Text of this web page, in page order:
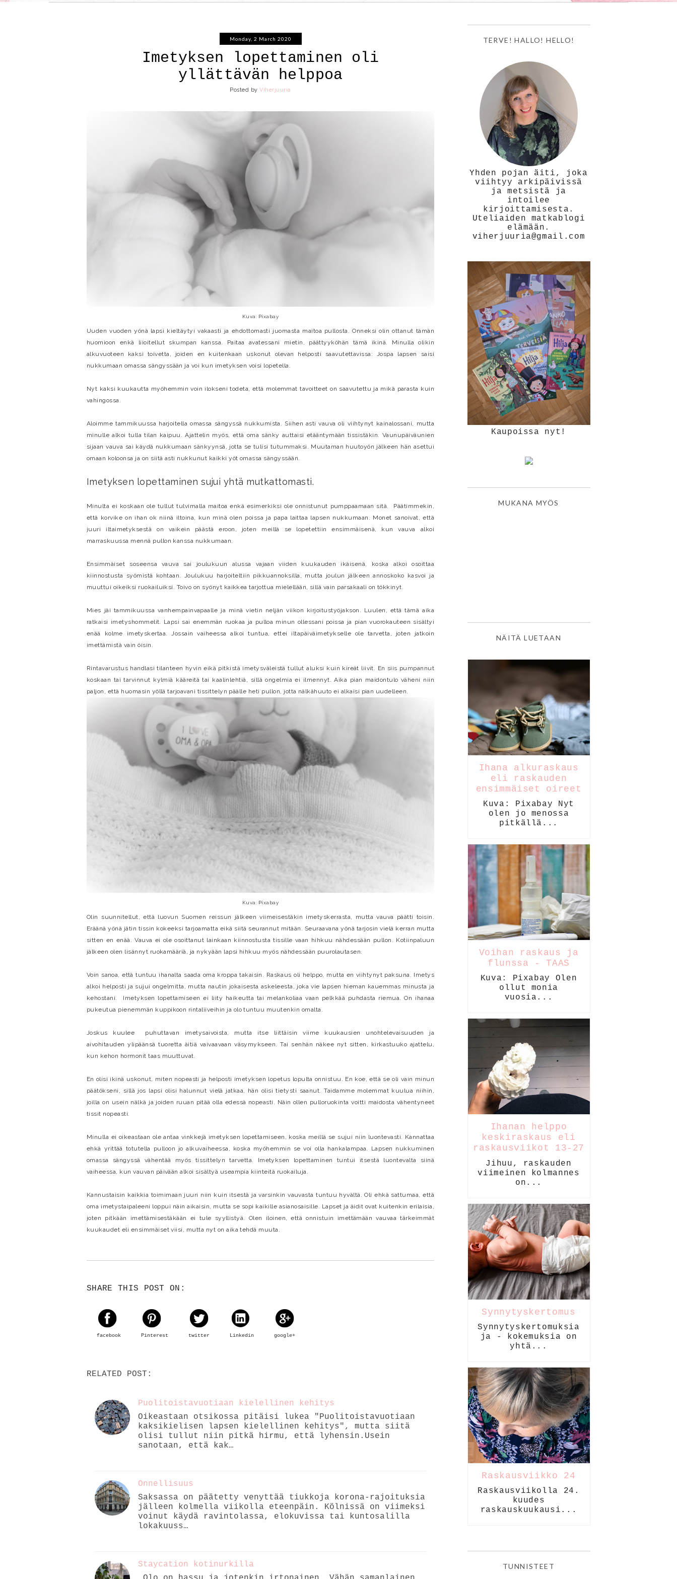
Monday, 2 March 2020
Imetyksen lopettaminen oli
yllättävän helppoa
Posted byViherjuuria
Kuva: Pixabay
Uuden vuoden yönä lapsi kieltäytyi vakaasti ja ehdottomasti juomasta maitoa pullosta. Onneksi olin ottanut tämän
huomioon enkä liioitellut skumpan kanssa. Paitaa avatessani mietin, päättyyköhän tämä ikinä. Minulla olikin
alkuvuoteen kaksi toivetta, joiden en kuitenkaan uskonut olevan helposti saavutettavissa: Jospa lapsen saisi
nukkumaan omassa sängyssään ja voi kun imetyksen voisi lopetella.
Nyt kaksi kuukautta myöhemmin voin ilokseni todeta, että molemmat tavoitteet on saavutettu ja mikä parasta kuin
vahingossa.
Aloimme tammikuussa harjoitella omassa sängyssä nukkumista. Siihen asti vauva oli viihtynyt kainalossani, mutta
minulle alkoi tulla tilan kaipuu. Ajattelin myös, että oma sänky auttaisi etääntymään tissistäkin. Vaunupäiväunien
sijaan vauva sai käydä nukkumaan sänkyynsä, jotta se tulisi tutummaksi. Muutaman huutoyön jälkeen hän asettui
omaan koloonsa ja on siitä asti nukkunut kaikki yöt omassa sängyssään.
Imetyksen lopettaminen sujui yhtä mutkattomasti.
Minulta ei koskaan ole tullut tulvimalla maitoa enkä esimerkiksi ole onnistunut pumppaamaan sitä. Päätimmekin,
että korvike on ihan ok niinä iltoina, kun minä olen poissa ja papa laittaa lapsen nukkumaan. Monet sanoivat, että
juuri iltaimetyksestä on vaikein päästä eroon, joten meillä se lopetettiin ensimmäisenä, kun vauva alkoi
marraskuussa mennä pullon kanssa nukkumaan.
Ensimmäiset soseensa vauva sai joulukuun alussa vajaan viiden kuukauden ikäisenä, koska alkoi osoittaa
kiinnostusta syömistä kohtaan. Joulukuu harjoiteltiin pikkuannoksilla, mutta joulun jälkeen annoskoko kasvoi ja
muuttui oikeiksi ruokailuiksi. Toivo on syönyt kaikkea tarjottua mielellään, sillä vain parsakaali on tökkinyt.
Mies jäi tammikuussa vanhempainvapaalle ja minä vietin neljän viikon kirjoitustyöjakson. Luulen, että tämä aika
ratkaisi imetyshommelit. Lapsi sai enemmän ruokaa ja pulloa minun ollessani poissa ja pian vuorokauteen sisältyi
enää kolme imetyskertaa. Jossain vaiheessa alkoi tuntua, ettei iltapäiväimetykselle ole tarvetta, joten jatkoin
imettämistä vain öisin.
Rintavarustus handlasi tilanteen hyvin eikä pitkistä imetysväleistä tullut aluksi kuin kireät liivit. En siis pumpannut
koskaan tai tarvinnut kylmiä kääreitä tai kaalinlehtiä, sillä ongelmia ei ilmennyt. Aika pian maidontulo väheni niin
paljon, että huomasin yöllä tarjoavani tissittelyn päälle heti pullon, jotta nälkähuuto ei alkaisi pian uudelleen.
Kuva: Pixabay
Olin suunnitellut, että luovun Suomen reissun jälkeen viimeisestäkin imetyskerrasta, mutta vauva päätti toisin.
Eräänä yönä jätin tissin kokeeksi tarjoamatta eikä siitä seurannut mitään. Seuraavana yönä tarjosin vielä kerran mutta
sitten en enää. Vauva ei ole osoittanut lainkaan kiinnostusta tissille vaan hihkuu nähdessään pullon. Kotiinpaluun
jälkeen olen lisännyt ruokamääriä, ja nykyään lapsi hihkuu myös nähdessään puurolautasen.
Voin sanoa, että tuntuu ihanalta saada oma kroppa takaisin. Raskaus oli helppo, mutta en viihtynyt paksuna. Imetys
alkoi helposti ja sujui ongelmitta, mutta nautin jokaisesta askeleesta, joka vie lapsen hieman kauemmas minusta ja
kehostani. Imetyksen lopettamiseen ei liity haikeutta tai melankoliaa vaan pelkkää puhdasta riemua. On ihanaa
pukeutua pienemmän kuppikoon rintaliiveihin ja olo tuntuu muutenkin omalta.
Joskus kuulee puhuttavan imetysaivoista, mutta itse liittäisin viime kuukausien unohtelevaisuuden ja
aivohitauden ylipäänsä tuoretta äitiä vaivaavaan väsymykseen. Tai senhän näkee nyt sitten, kirkastuuko ajattelu,
kun kehon hormonit taas muuttuvat.
En olisi ikinä uskonut, miten nopeasti ja helposti imetyksen lopetus lopulta onnistuu. En koe, että se oli vain minun
päätökseni, sillä jos lapsi olisi halunnut vielä jatkaa, hän olisi tietysti saanut. Taidamme molemmat kuulua niihin,
joilla on usein nälkä ja joiden ruuan pitää olla edessä nopeasti. Näin ollen pulloruokinta voitti maidosta vähentyneet
tissit nopeasti.
Minulla ei oikeastaan ole antaa vinkkejä imetyksen lopettamiseen, koska meillä se sujui niin luontevasti. Kannattaa
ehkä yrittää totutella pulloon jo alkuvaiheessa, koska myöhemmin se voi olla hankalampaa. Lapsen nukkuminen
omassa sängyssä vähentää myös tissittelyn tarvetta. Imetyksen lopettaminen tuntui itsestä luontevalta siinä
vaiheessa, kun vauvan päivään alkoi sisältyä useampia kiinteitä ruokailuja.
Kannustaisin kaikkia toimimaan juuri niin kuin itsestä ja varsinkin vauvasta tuntuu hyvältä. Oli ehkä sattumaa, että
oma imetystaipaleeni loppui näin aikaisin, mutta se sopi kaikille asianosaisille. Lapset ja äidit ovat kuitenkin erilaisia,
joten pitkään imettämisestäkään ei tule syyllistyä. Olen iloinen, että onnistuin imettämään vauvaa tärkeimmät
kuukaudet eli ensimmäiset viisi, mutta nyt on aika tehdä muuta.
SHARE THIS POST ON:
facebook Pinterest twitter Linkedin google+
RELATED POST:
Puolitoistavuotiaan kielellinen kehitys
Oikeastaan otsikossa pitäisi lukea "Puolitoistavuotiaan
kaksikielisen lapsen kielellinen kehitys", mutta siitä
olisi tullut niin pitkä hirmu, että lyhensin.Usein
sanotaan, että kak…
Onnellisuus
Saksassa on päätetty venyttää tiukkoja korona-rajoituksia
jälleen kolmella viikolla eteenpäin. Kölnissä on viimeksi
voinut käydä ravintolassa, elokuvissa tai kuntosalilla
lokakuuss…
Staycation kotinurkilla
TERVE! HALLO! HELLO!
Yhden pojan äiti, joka
viihtyy arkipäivissä
ja metsistä ja
intoilee
kirjoittamisesta.
Uteliaiden matkablogi
elämään.
viherjuuria@gmail.com
Kaupoissa nyt!
MUKANA MYÖS
NÄITÄ LUETAAN
Ihana alkuraskaus
eli raskauden
ensimmäiset oireet
Kuva: Pixabay Nyt
olen jo menossa
pitkällä...
Voihan raskaus ja
flunssa - TAAS
Kuva: Pixabay Olen
ollut monia
vuosia...
Ihanan helppo
keskiraskaus eli
raskausviikot 13-27
Jihuu, raskauden
viimeinen kolmannes
on...
Synnytyskertomus
Synnytyskertomuksia
ja - kokemuksia on
yhtä...
Raskausviikko 24
Raskausviikolla 24.
kuudes
raskauskuukausi...
TUNNISTEET